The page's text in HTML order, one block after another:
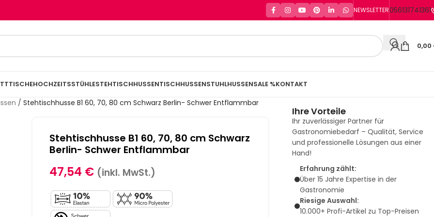
NEWSLETTER056131741361
0,00
HOCHZEITSSTÜHLESTEHTISCHHUSSENTISCHHUSSENSTUHLHUSSENSALE %KONTAKT
/ Stehtischhusse B1 60, 70, 80 cm Schwarz Berlin- Schwer Entflammbar
Stehtischhusse B1 60, 70, 80 cm Schwarz
Berlin- Schwer Entflammbar
47,54 € (inkl. MwSt.)
Ihre Vorteile
Ihr zuverlässiger Partner für
Gastronomiebedarf – Qualität, Service
und professionelle Lösungen aus einer
Hand!
Erfahrung zählt:
Über 15 Jahre Expertise in der
Gastronomie
Riesige Auswahl:
10.000+ Profi-Artikel zu Top-Preisen